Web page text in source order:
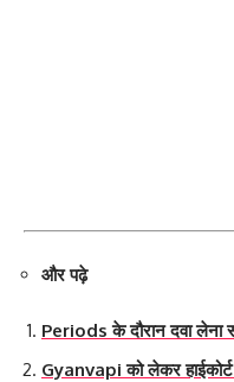
और पढ़े
Periods के दौरान दवा लेना
Gyanvapi को लेकर हाईकोर्ट